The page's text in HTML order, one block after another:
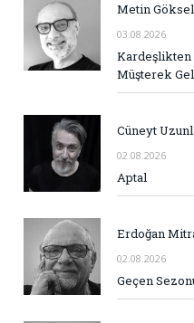
Metin Göksel
03.08.2026
Kardeşlikten
Müşterek
Cüneyt
02.08.2026
Aptal
Erdoğan
02.08.2026
Geçen